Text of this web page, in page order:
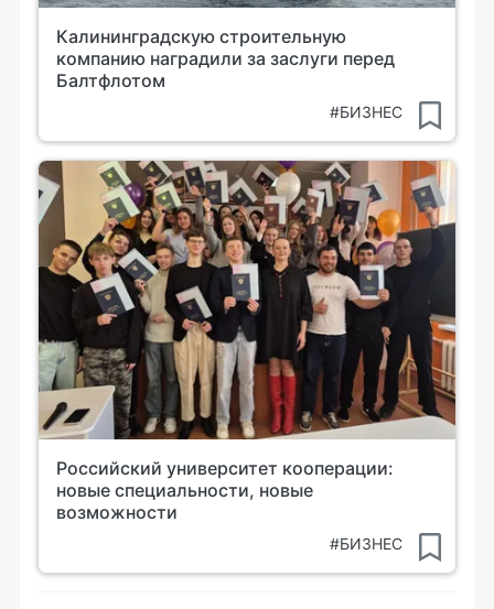
Калининградскую строительную
компанию наградили за заслуги перед
Балтфлотом
#БИЗНЕС
Российский университет кооперации:
новые специальности, новые
возможности
#БИЗНЕС